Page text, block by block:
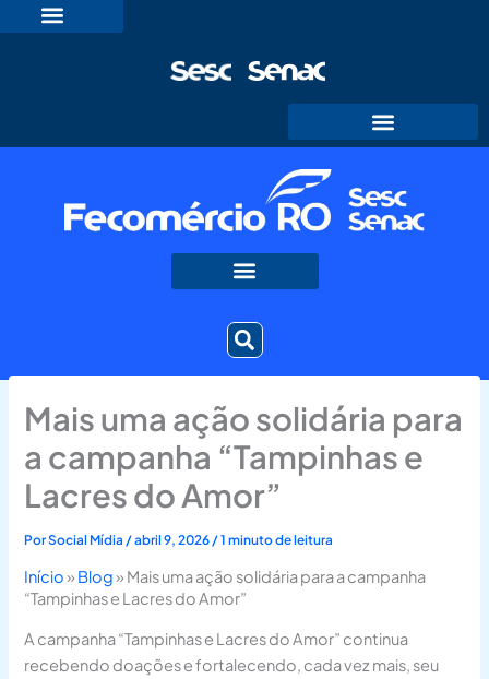
para
Mais uma ação solidária para
a campanha “Tampinhas e
Lacres do Amor”
PorSocial Mídia /abril 9, 2026 /1 minuto de leitura
Início» Blog» Mais uma ação solidária para a campanha
“Tampinhas e Lacres do Amor”
A campanha “Tampinhas e Lacres do Amor” continua
recebendo doações e fortalecendo, cada vez mais, seu